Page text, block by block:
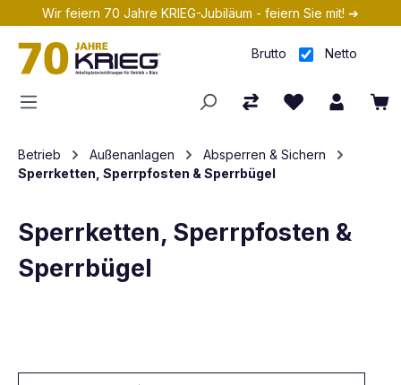
Zum Hauptinhalt springen
Wir feiern 70 Jahre KRIEG-Jubiläum - feiern Sie mit! ➔
Brutto Netto
Betrieb Außenanlagen
Absperren & Sichern
Sperrketten, Sperrpfosten & Sperrbügel
Sperrketten, Sperrpfosten &
Sperrbügel